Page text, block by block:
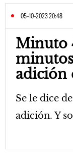
05-10-2023 20:48
Minuto
adición
Se le dice
adición. Y